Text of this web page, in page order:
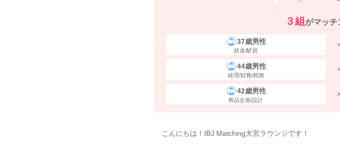
３組 がマッ
37歳男性
鉄道/駅員
44歳男性
経理/財務/税務
42歳男性
商品企画/設計
こんにちは！IBJ Matching大宮ラウンジです！